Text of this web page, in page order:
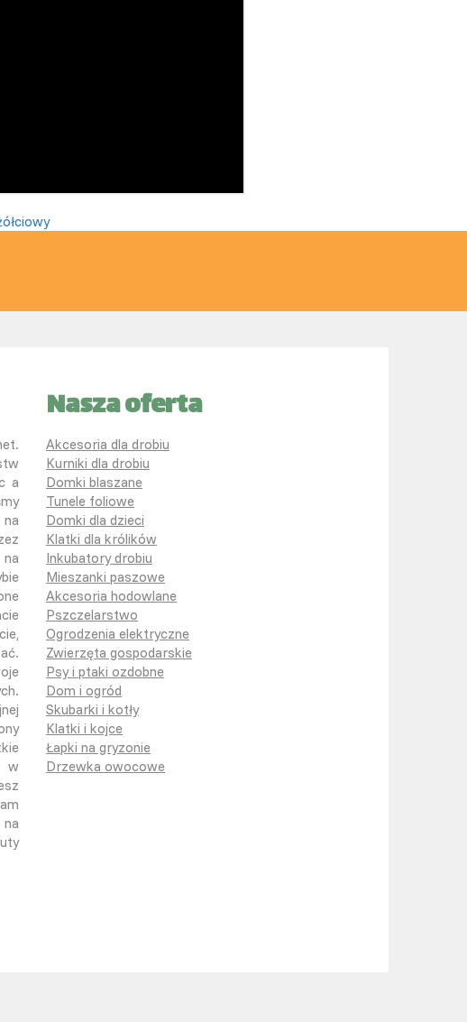
a
w
Nasza oferta
Akcesoria dla drobiu
Kurniki dla drobiu
Domki blaszane
Tunele foliowe
Domki dla dzieci
Klatki dla królików
Inkubatory drobiu
Mieszanki paszowe
Akcesoria hodowlane
Pszczelarstwo
Ogrodzenia elektryczne
Zwierzęta gospodarskie
Psy i ptaki ozdobne
Dom i ogród
Skubarki i kotły
Klatki i kojce
Łapki na gryzonie
Drzewka owocowe